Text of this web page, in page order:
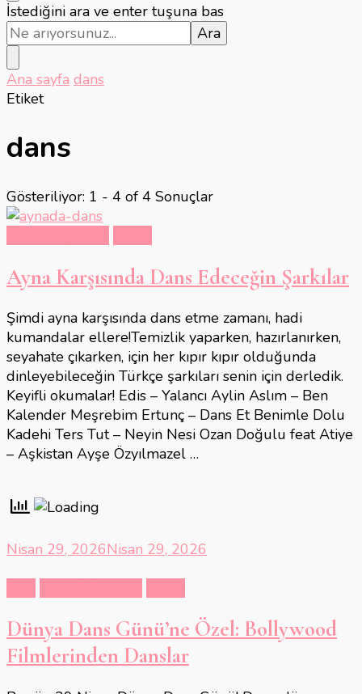
Bir
şey
mi
arıyorsunuz?
İstediğini ara ve enter tuşuna bas
Ana sayfa dans
Etiket
dans
Gösteriliyor: 1 - 4 of 4 Sonuçlar
Ayna Karşısında Dans Edeceğin Şarkılar
Şimdi ayna karşısında dans etme zamanı, hadi
kumandalar ellere!Temizlik yaparken, hazırlanırken,
seyahate çıkarken, için her kıpır kıpır olduğunda
dinleyebileceğin Türkçe şarkıları senin için derledik.
Keyifli okumalar! Edis – Yalancı Aylin Aslım – Ben
Kalender Meşrebim Ertunç – Dans Et Benimle Dolu
Kadehi Ters Tut – Neyin Nesi Ozan Doğulu feat Atiye
– Aşkistan Ayşe Özyılmazel …
Nisan 29, 2026Nisan 29, 2026
Dünya Dans Günü’ne Özel: Bollywood
Filmlerinden Danslar